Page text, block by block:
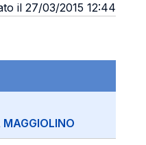
il 27/03/2015 12:44
MAGGIOLINO